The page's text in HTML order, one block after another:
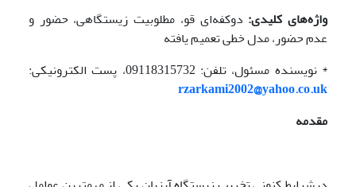
واژه‌های کلیدی: دوکفه‌ای قو، مطلوبیت زیستگاهی، حضور و
عدم حضور، مدل خطی تعمیم یافته
* نویسنده مسئول، تلفن: 09118315732، پست الکترونیکی:
rzarkami2002@yahoo.co.uk
مقدمه